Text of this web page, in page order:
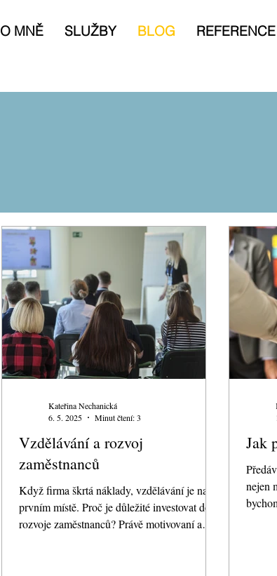
O MNĚ SLUŽBY BLOG REFERENCE
Vzdělávání a rozvoj
zaměstnanců
Když firma škrtá náklady, vzdělávání je na
prvním místě. Proč je důležité investovat do
rozvoje zaměstnanců? Právě motivovaní a
Kateřina Nechanická
6. 5. 2025
Minut čtení: 3
Jak
nejen